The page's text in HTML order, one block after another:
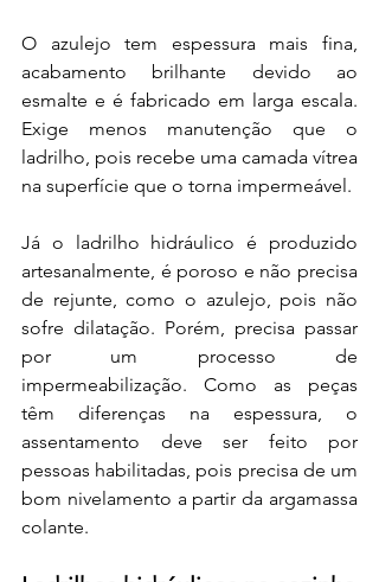
O azulejo tem espessura mais fina,
acabamento brilhante devido ao
Exige menos manutenção que o
ladrilho, pois recebe uma camada vítrea
na superfície que o torna impermeável.
Já o ladrilho hidráulico é produzido
artesanalmente, é poroso e não precisa
de rejunte, como o azulejo, pois não
sofre dilatação. Porém, precisa passar
por um processo de
impermeabilização. Como as peças
têm diferenças na espessura, o
assentamento deve ser feito por
pessoas habilitadas, pois precisa de um
bom nivelamento a partir da argamassa
colante.